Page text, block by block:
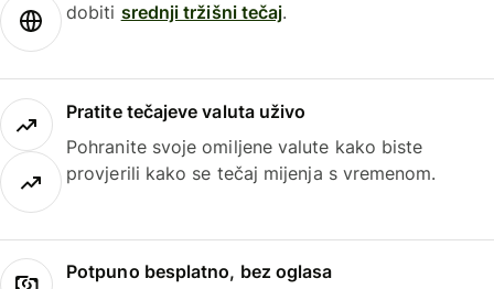
dobiti srednji tržišni tečaj.
Pratite tečajeve valuta uživo
Pohranite svoje omiljene valute kako biste
provjerili kako se tečaj mijenja s vremenom.
Potpuno besplatno, bez oglasa